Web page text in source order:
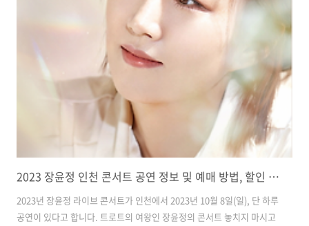
상 가능 관람가격 : R석 - 110,000원 S석 - 99,000원 A석 - 77,000원 B
석 - 66,000원 변진섭 순천 콘서트 예매하기 예매 : 인터파크티켓 온라인
예매 예매가능시간 : 일요일 관람 시 전일 11시까지 온라인 예매 수수료
2023 장윤정 인천 콘서트 공연 정보 및 예매 방법, 할인 예매 방법까지
2023년 장윤정 라이브 콘서트가 인천에서 2023년 10월 8일(일), 단 하루
공연이 있다고 합니다. 트로트의 여왕인 장윤정의 콘서트 놓치지 마시고